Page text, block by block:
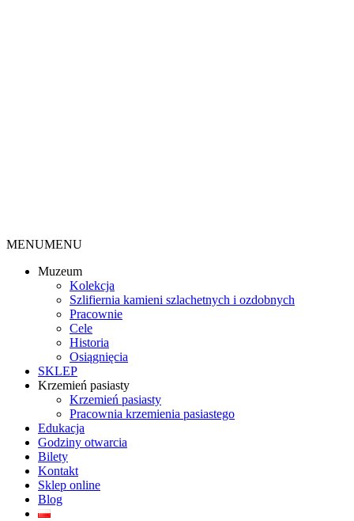
MENUMENU
Muzeum
Kolekcja
Szlifiernia kamieni szlachetnych i ozdobnych
Pracownie
Cele
Historia
Osiągnięcia
SKLEP
Krzemień pasiasty
Krzemień pasiasty
Pracownia krzemienia pasiastego
Edukacja
Godziny otwarcia
Bilety
Kontakt
Sklep online
Blog